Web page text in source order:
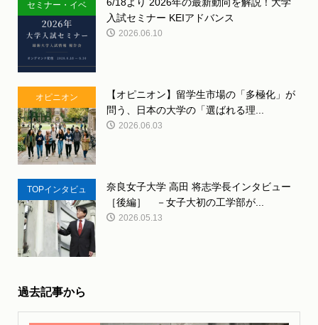
セミナー・イベ
ント
入試セミナー KEIアドバンス
2026.06.10
オピニオン
【オピニオン】留学生市場の「多極化」が
問う、日本の大学の「選ばれる理...
2026.06.03
TOPインタビュ
ー
奈良女子大学 高田 将志学長インタビュー
［後編］ －女子大初の工学部が...
2026.05.13
過去記事から